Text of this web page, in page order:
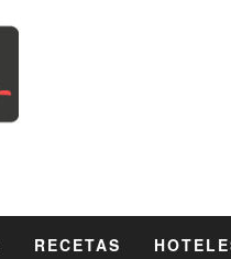
RECETAS